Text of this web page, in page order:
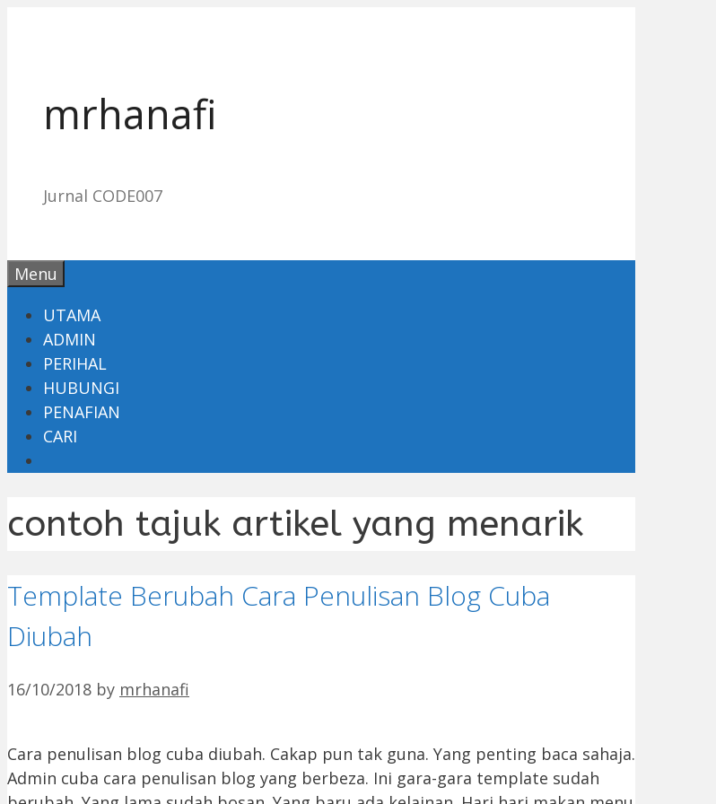
mrhanafi
Jurnal CODE007
Menu
UTAMA
ADMIN
PERIHAL
HUBUNGI
PENAFIAN
CARI
contoh tajuk artikel yang menarik
Template Berubah Cara Penulisan Blog Cuba
Diubah
16/10/2018 by mrhanafi
Cara penulisan blog cuba diubah. Cakap pun tak guna. Yang penting baca sahaja.
Admin cuba cara penulisan blog yang berbeza. Ini gara-gara template sudah